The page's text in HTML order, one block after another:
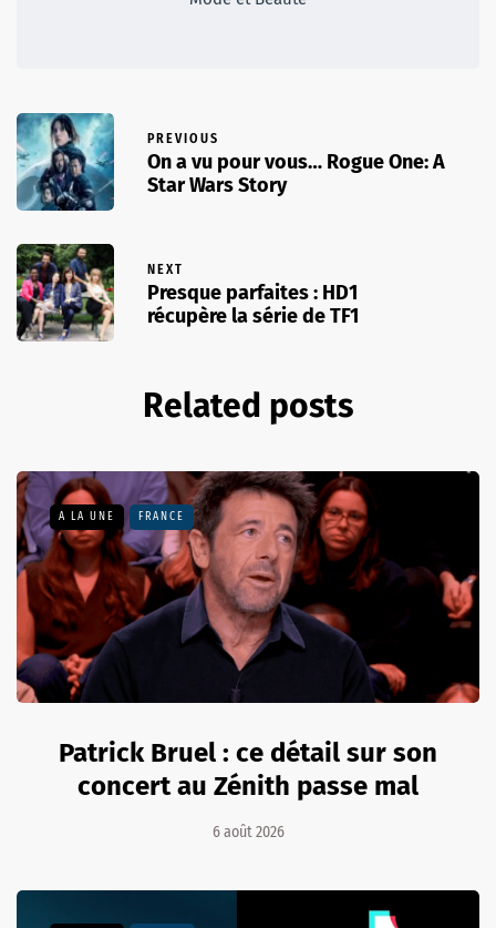
PREVIOUS
On a vu pour vous… Rogue One: A
Star Wars Story
NEXT
Presque parfaites : HD1
récupère la série de TF1
Related posts
A LA UNE FRANCE
Patrick Bruel : ce détail sur son
concert au Zénith passe mal
6 août 2026